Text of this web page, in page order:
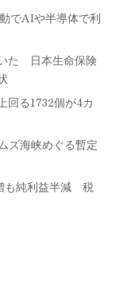
でAIや半導体で利
た 日本生命保険
る1732個が4カ
ズ海峡めぐる暫定
も純利益半減 税